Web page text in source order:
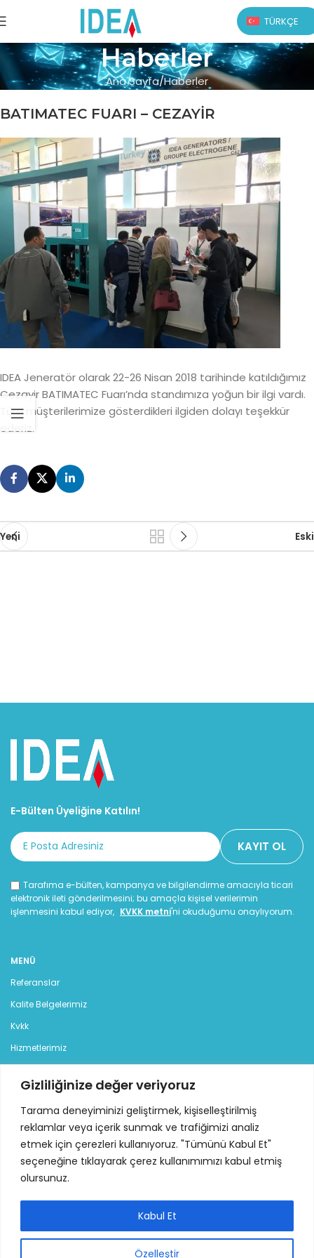
Gizliliğinize değer veriyoruz
Tarama deneyiminizi geliştirmek, kişiselleştirilmiş
reklamlar veya içerik sunmak ve trafiğimizi analiz
etmek için çerezleri kullanıyoruz. "Tümünü Kabul Et"
seçeneğine tıklayarak çerez kullanımımızı kabul etmiş
olursunuz.
Özelleştir
Kabul Et
TÜRKÇE
Haberler
Ana Sayfa Haberler
BATIMATEC FUARI – CEZAYİR
IDEA Jeneratör olarak 22-26 Nisan 2018 tarihinde katıldığımız
Cezayir BATIMATEC Fuarı’nda standımıza yoğun bir ilgi vardı.
Tüm müşterilerimize gösterdikleri ilgiden dolayı teşekkür
ederiz.
Yeni Eski
E-Bülten Üyeliğine Katılın!
Tarafıma e-bülten, kampanya ve bilgilendirme amacıyla ticari
elektronik ileti gönderilmesini; bu amaçla kişisel verilerimin
işlenmesini kabul ediyor, KVKK metni'ni okuduğumu onaylıyorum.
MENÜ
Referanslar
Kalite Belgelerimiz
Kvkk
Hizmetlerimiz
İletişim
KATEGORILER
Jeneratör
Dizel Jeneratör